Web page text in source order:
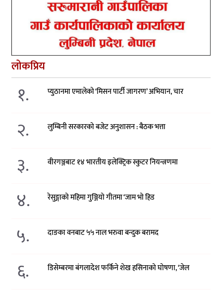
लोकप्रिय
१. प्युठानमा एमालेको ‘मिसन पार्टी जागरण’ अभियान, चार
२. लुम्बिनी सरकारको बजेट अनुशासन : बैठक भत्ता
३. वीरगञ्जबाट १४ भारतीय इलेक्ट्रिक स्कुटर नियन्त्रणमा
४. रेसुङ्गाको महिमा गुञ्जियो गीतमा ‘जाम भो हिड
५. दाङका वनबाट ५५ नाल भरुवा बन्दुक बरामद
६. डिसेम्बरमा बंगलादेश फर्किने शेख हसिनाको घोषणा, ‘जेल